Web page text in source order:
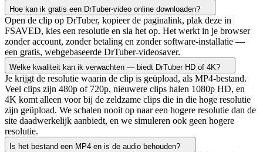
Hoe kan ik gratis een DrTuber-video online downloaden?
Open de clip op DrTuber, kopieer de paginalink, plak deze in
FSAVED, kies een resolutie en sla het op. Het werkt in je browser
zonder account, zonder betaling en zonder software-installatie —
een gratis, webgebaseerde DrTuber-videosaver.
Welke kwaliteit kan ik verwachten — biedt DrTuber HD of 4K?
Je krijgt de resolutie waarin de clip is geüpload, als MP4-bestand.
Veel clips zijn 480p of 720p, nieuwere clips halen 1080p HD, en
4K komt alleen voor bij de zeldzame clips die in die hoge resolutie
zijn geüpload. We schalen nooit op naar een hogere resolutie dan de
site daadwerkelijk aanbiedt, en we simuleren ook geen hogere
resolutie.
Is het bestand een MP4 en is de audio behouden?